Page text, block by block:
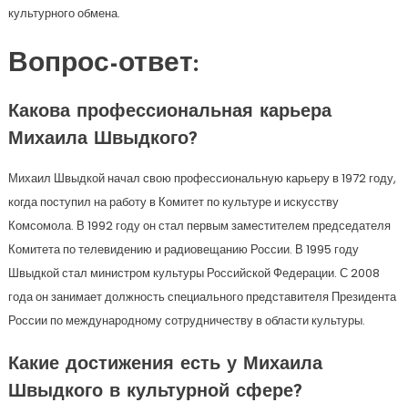
культурного обмена.
Вопрос-ответ:
Какова профессиональная карьера
Михаила Швыдкого?
Михаил Швыдкой начал свою профессиональную карьеру в 1972 году,
когда поступил на работу в Комитет по культуре и искусству
Комсомола. В 1992 году он стал первым заместителем председателя
Комитета по телевидению и радиовещанию России. В 1995 году
Швыдкой стал министром культуры Российской Федерации. С 2008
года он занимает должность специального представителя Президента
России по международному сотрудничеству в области культуры.
Какие достижения есть у Михаила
Швыдкого в культурной сфере?